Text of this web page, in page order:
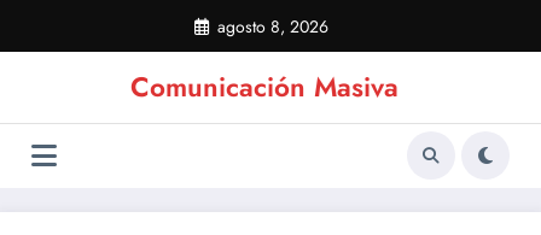
contenido
agosto 8, 2026
Comunicación Masiva